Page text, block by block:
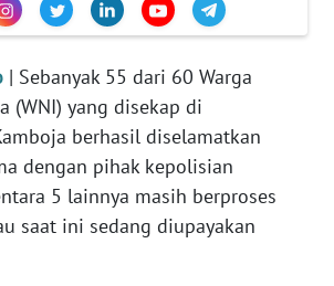
| Sebanyak 55 dari 60 Warga
(WNI) yang disekap di
berhasil diselamatkan
dengan pihak kepolisian
5 lainnya masih berproses
saat ini sedang diupayakan